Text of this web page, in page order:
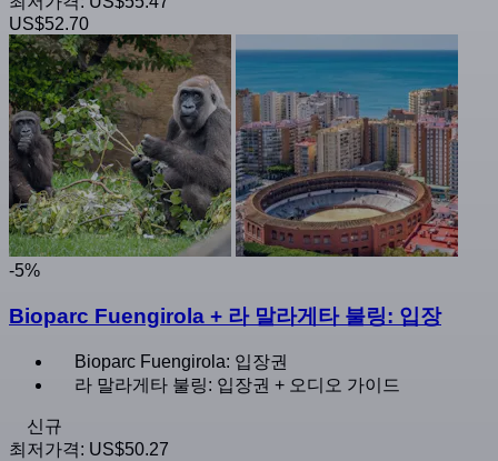
US$52.70
-5%
Bioparc Fuengirola + 라 말라게타 불링: 입장
Bioparc Fuengirola: 입장권
라 말라게타 불링: 입장권 + 오디오 가이드
신규
최저가격: US$50.27